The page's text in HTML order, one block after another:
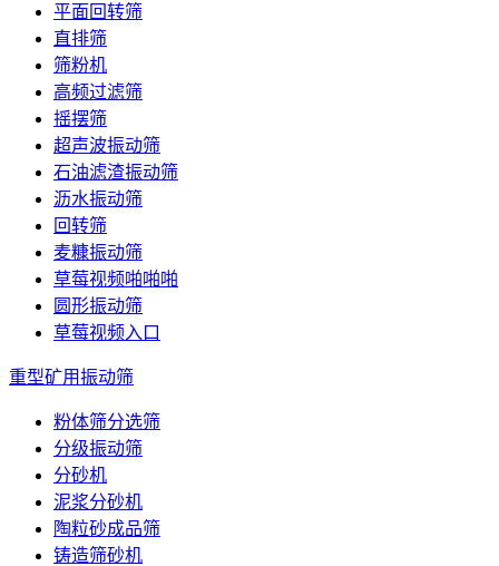
平面回转筛
直排筛
筛粉机
高频过滤筛
摇摆筛
超声波振动筛
石油滤渣振动筛
沥水振动筛
回转筛
麦糠振动筛
草莓视频啪啪啪
圆形振动筛
草莓视频入口
重型矿用振动筛
粉体筛分选筛
分级振动筛
分砂机
泥浆分砂机
陶粒砂成品筛
铸造筛砂机